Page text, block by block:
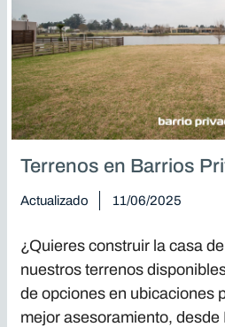
Terrenos en Barrios
Actualizado 11/06/2025
¿Quieres construir la casa
nuestros terrenos
de opciones en ubicaciones
mejor asesoramiento, desde